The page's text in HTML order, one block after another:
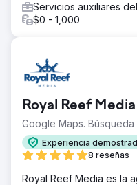
Servicios auxiliares
$0 - 1,000
Royal Reef Media
Google Maps.
Experiencia
8 reseñas
Royal Reef Media es la